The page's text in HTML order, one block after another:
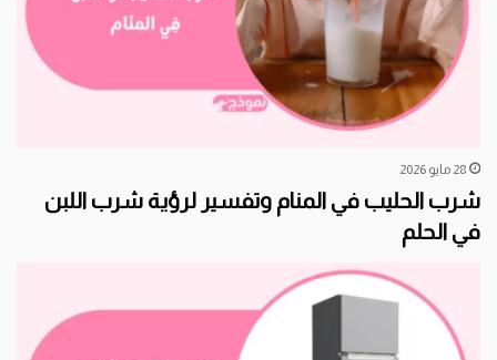
28 مايو 2026
شرب الحليب في المنام وتفسير لرؤية شرب اللبن
في الحلم